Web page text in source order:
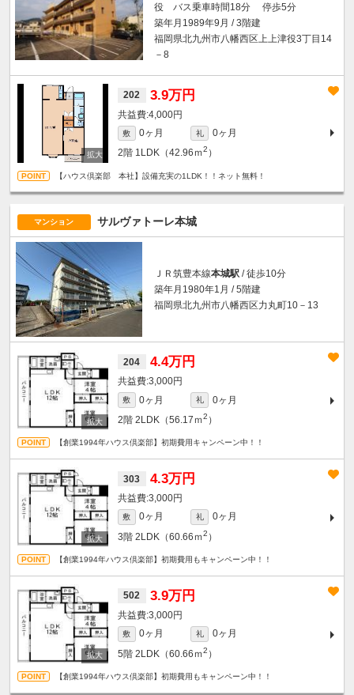
役 バス乗車時間18分 停歩5分
築年月1989年9月 / 3階建
福岡県北九州市八幡西区上上津役3丁目14
－8
202 3.9万円
4,000円
敷 0ヶ月 礼
0ヶ月
2階 1LDK（42.96ｍ2 ）
【ハウス倶楽部 本社】設備充実の1LDK！！ネット無料！
マンション サルヴァトーレ本城
ＪＲ筑豊本線本城駅 / 徒歩10分
築年月1980年1月 / 5階建
福岡県北九州市八幡西区力丸町10－13
204 4.4万円
3,000円
敷 0ヶ月 礼
0ヶ月
2階 2LDK（56.17ｍ2 ）
【創業1994年ハウス倶楽部】初期費用キャンペーン中！！
303 4.3万円
3,000円
敷 0ヶ月 礼
0ヶ月
3階 2LDK（60.66ｍ2 ）
【創業1994年ハウス倶楽部】初期費用もキャンペーン中！！
502 3.9万円
3,000円
敷 0ヶ月 礼
0ヶ月
5階 2LDK（60.66ｍ2 ）
【創業1994年ハウス倶楽部】初期費用もキャンペーン中！！